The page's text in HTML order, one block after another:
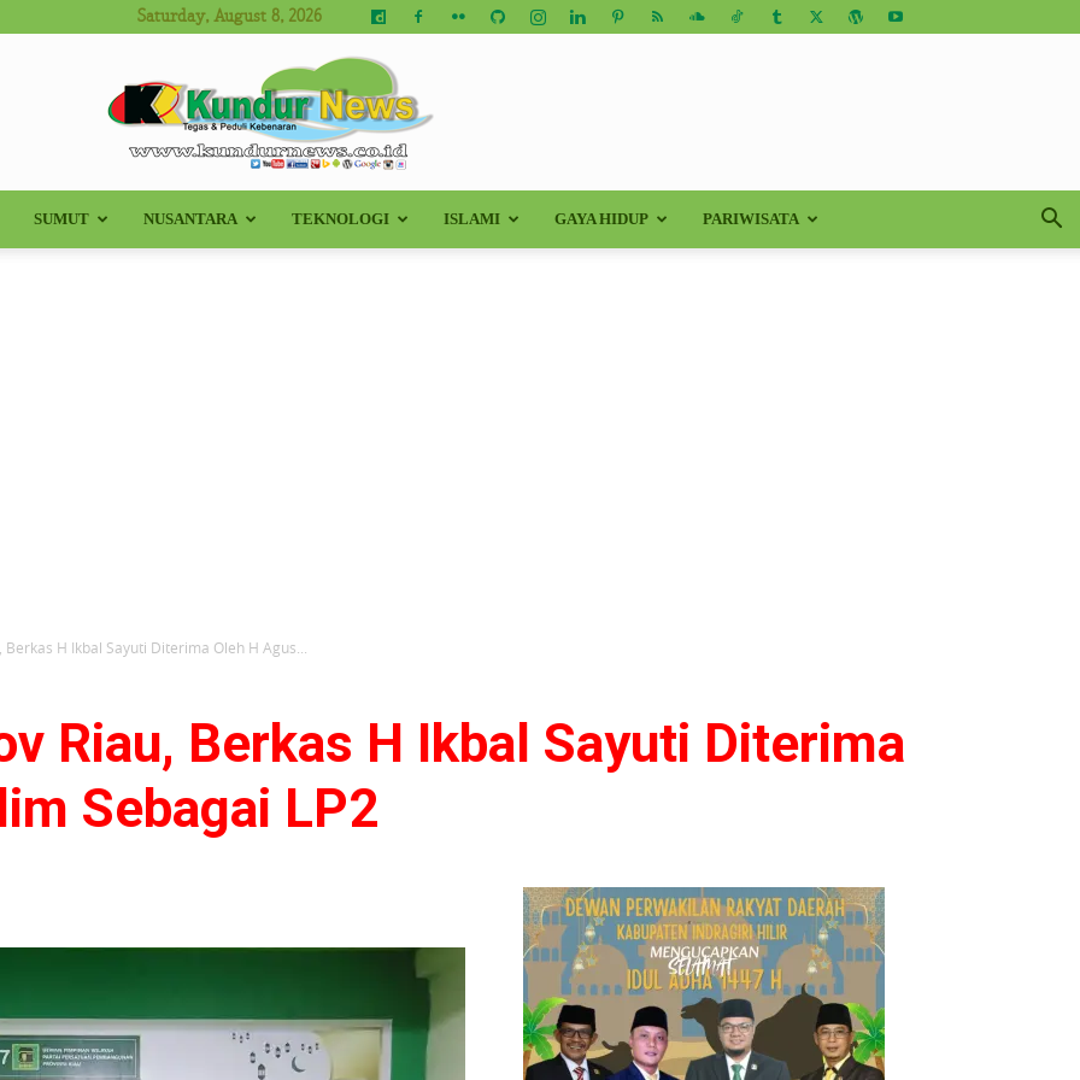
Saturday, August 8, 2026
Kundur
SUMUT NUSANTARA TEKNOLOGI ISLAMI GAYA HIDUP PARIWISATA
H Ikbal Sayuti Diterima Oleh H Agus...
Riau, Berkas H Ikbal Sayuti Diterima
Sebagai LP2